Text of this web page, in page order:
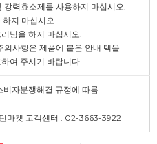
강력효소제를 사용하지 마십시오.
지 마십시오.
닝을 하지 마십시오.
의사항은 제품에 붙은 안내 택을
여 주시기 바랍니다.
비자분쟁해결 규정에 따름
마켓 고객센터 : 02-3663-3922